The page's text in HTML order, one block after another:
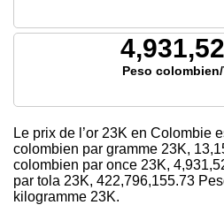
Peso
Le prix de l’or 23K en Colombie
colombien par gramme 23K,
colombien par once 23K,
par tola 23K, 422,796,155.73
kilogramme 23K.